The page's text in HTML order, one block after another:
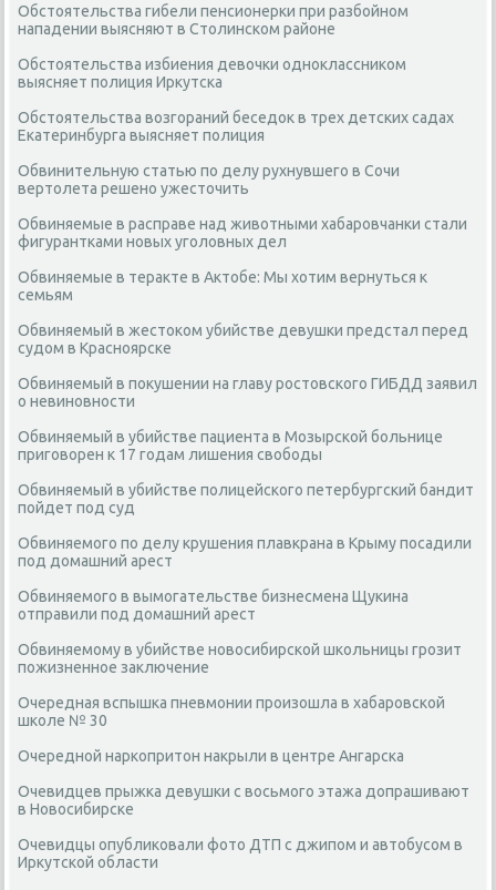
Обстоятельства гибели пенсионерки при разбойном
нападении выясняют в Столинском районе
Обстоятельства избиения девочки одноклассником
выясняет полиция Иркутска
Обстоятельства возгораний беседок в трех детских садах
Екатеринбурга выясняет полиция
Обвинительную статью по делу рухнувшего в Сочи
вертолета решено ужесточить
Обвиняемые в расправе над животными хабаровчанки стали
фигурантками новых уголовных дел
Обвиняемые в теракте в Актобе: Мы хотим вернуться к
семьям
Обвиняемый в жестоком убийстве девушки предстал перед
судом в Красноярске
Обвиняемый в покушении на главу ростовского ГИБДД заявил
о невиновности
Обвиняемый в убийстве пациента в Мозырской больнице
приговорен к 17 годам лишения свободы
Обвиняемый в убийстве полицейского петербургский бандит
пойдет под суд
Обвиняемого по делу крушения плавкрана в Крыму посадили
под домашний арест
Обвиняемого в вымогательстве бизнесмена Щукина
отправили под домашний арест
Обвиняемому в убийстве новосибирской школьницы грозит
пожизненное заключение
Очередная вспышка пневмонии произошла в хабаровской
школе № 30
Очередной наркопритон накрыли в центре Ангарска
Очевидцев прыжка девушки с восьмого этажа допрашивают
в Новосибирске
Очевидцы опубликовали фото ДТП с джипом и автобусом в
Иркутской области